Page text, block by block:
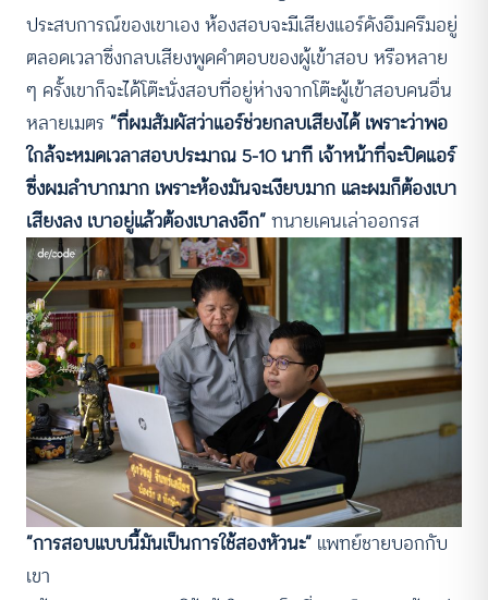
ประสบการณ์ของเขาเอง ห้องสอบจะมีเสียงแอร์ดังอึมครึมอยู่
ตลอดเวลาซึ่งกลบเสียงพูดคำตอบของผู้เข้าสอบ หรือหลาย
ๆ ครั้งเขาก็จะได้โต๊ะนั่งสอบที่อยู่ห่างจากโต๊ะผู้เข้าสอบคนอื่น
หลายเมตร“ที่ผมสัมผัสว่าแอร์ช่วยกลบเสียงได้ เพราะว่าพอ
ใกล้จะหมดเวลาสอบประมาณ 5-10 นาที เจ้าหน้าที่จะปิดแอร์
ซึ่งผมลำบากมาก เพราะห้องมันจะเงียบมาก และผมก็ต้องเบา
เสียงลง เบาอยู่แล้วต้องเบาลงอีก”ทนายเคนเล่าออกรส
“การสอบแบบนี้มันเป็นการใช้สองหัวนะ” แพทย์ชายบอกกับ
เขา